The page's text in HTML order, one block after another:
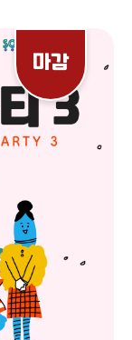
으며 외국인들과 함
보내요! ▪️영어나
후 영어의 감을 유
없는 친목 도모 파티
) 13:00 ~ ?대상 : 간
▪ 전화번호 :
is no
burden. Let's
friends
who wants
to build a
is welcome to a
마감